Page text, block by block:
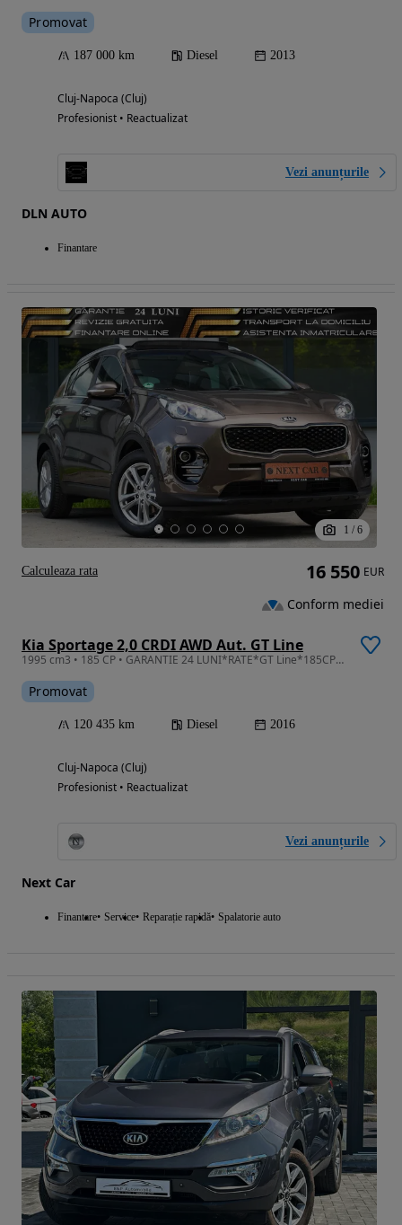
Promovat
187 000 km Diesel 2013
Cluj-Napoca (Cluj)
Profesionist • Reactualizat
Vezi anunțurile
DLN AUTO
Finantare
1 / 6
Kia Sportage 2,0 CRDI AWD Aut. GT Line
1995 cm3 • 185 CP • GARANTIE 24 LUNI*RATE*GT Line*185CP*4x4*Automata*Piele*Panorama*Full
Promovat
120 435 km Diesel 2016
Cluj-Napoca (Cluj)
Profesionist • Reactualizat
Vezi anunțurile
Next Car
Finantare Service Reparație rapidă Spalatorie auto
16 550 EUR
Conform mediei
Calculeaza rata